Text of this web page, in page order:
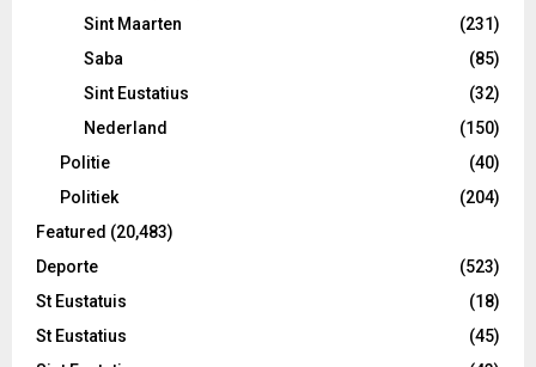
Sint Maarten
(231)
Saba
(85)
Sint Eustatius
(32)
Nederland
(150)
Politie
(40)
Politiek
(204)
Featured (20,483)
Deporte
(523)
St Eustatuis
(18)
St Eustatius
(45)